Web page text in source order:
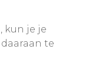
kun je je
te